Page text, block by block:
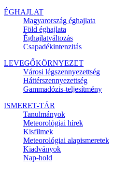
ÉGHAJLAT
Magyarország éghajlata
Föld éghajlata
Éghajlatváltozás
Csapadékintenzitás
LEVEGŐKÖRNYEZET
Városi légszennyezettség
Háttérszennyezettség
Gammadózis-teljesítmény
ISMERET-TÁR
Tanulmányok
Meteorológiai hírek
Kisfilmek
Meteorológiai alapismeretek
Kiadványok
Nap-hold